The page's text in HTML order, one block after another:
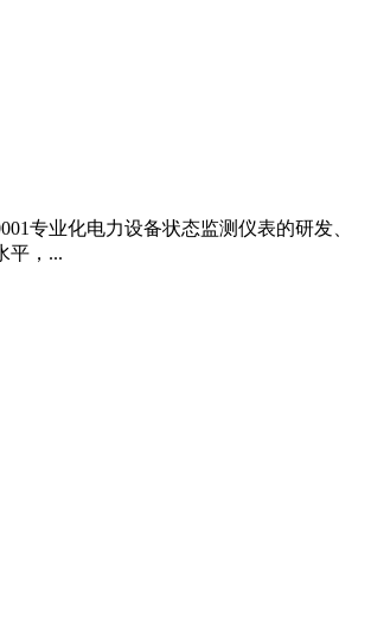
专业化电力设备状态监测仪表的研发、
平，...